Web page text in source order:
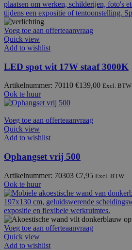
Voeg toe aan offerteaanvraag
Quick view
Add to wishlist
LED spot wit 17W staaf 3000K
Artikelnummer: 70110 €139,00 Excl. BTW
Ook te huur
Voeg toe aan offerteaanvraag
Quick view
Add to wishlist
Ophangset vrij 500
Artikelnummer: 70303 €7,95 Excl. BTW
Ook te huur
Voeg toe aan offerteaanvraag
Quick view
Add to wishlist